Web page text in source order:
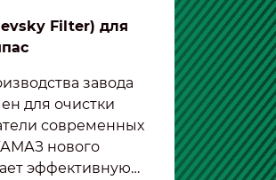
Filter) для
завода
для очистки
современных
нового
эффективную